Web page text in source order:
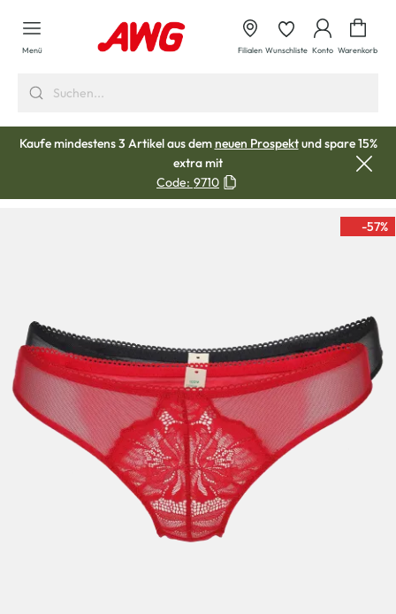
springen
Menü Filialen Wunschliste Konto Warenkorb
Kaufe mindestens 3 Artikel aus demneuen Prospektund spare 15%
extra mit
Code: 9710
-57%